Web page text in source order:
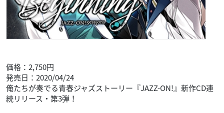
価格：2,750円
発売日：2020/04/24
俺たちが奏でる青春ジャズストーリー『JAZZ-ON!』新作CD連
続リリース・第3弾！